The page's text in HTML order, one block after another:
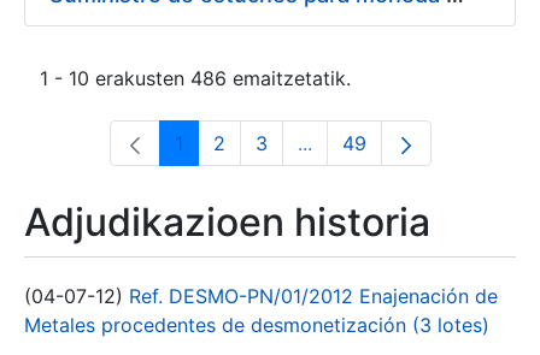
1 - 10 erakusten 486 emaitzetatik.
Orrialdea
1 Orrialdea
2 Orrialdea
3 ...Intermediate Pages Use
Orrialdea
49
Adjudikazioen historia
(04-07-12) Ref. DESMO-PN/01/2012 Enajenación de
Metales procedentes de desmonetización (3 lotes)